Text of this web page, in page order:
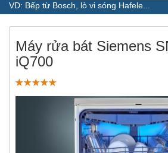
VD: Bếp từ Bosch, lò vi sóng Hafele...
Máy rửa bát Siemens
iQ700